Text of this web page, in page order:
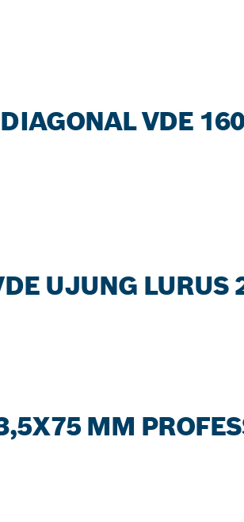
VDE
UJUNG LURUS
MM